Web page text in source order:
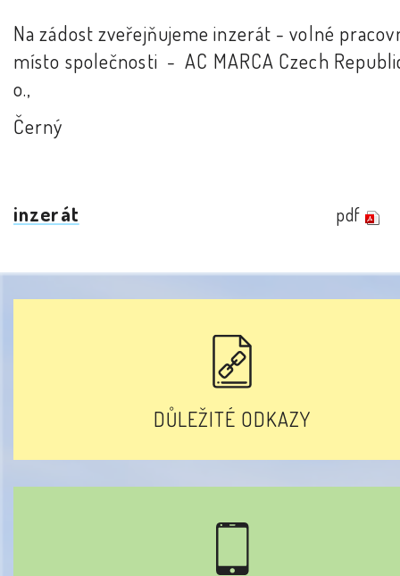
Na zádost zveřejňujeme inzerát - volné
místo společnosti - AC MARCA Czech
o.,
Černý
inzerát pdf
DŮLEŽITÉ ODKAZY